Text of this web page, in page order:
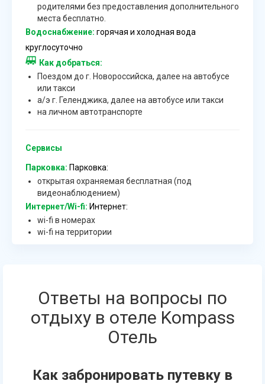
родителями без предоставления дополнительного
места бесплатно.
Водоснабжение: горячая и холодная вода
круглосуточно
Как добраться:
Поездом до г. Новороссийска, далее на автобусе
или такси
а/э г. Геленджика, далее на автобусе или такси
на личном автотранспорте
Сервисы
Парковка: Парковка:
открытая охраняемая бесплатная (под
видеонаблюдением)
Интернет/Wi-fi: Интернет:
wi-fi в номерах
wi-fi на территории
Ответы на вопросы по
отдыху в отеле Kompass
Отель
Как забронировать путевку в